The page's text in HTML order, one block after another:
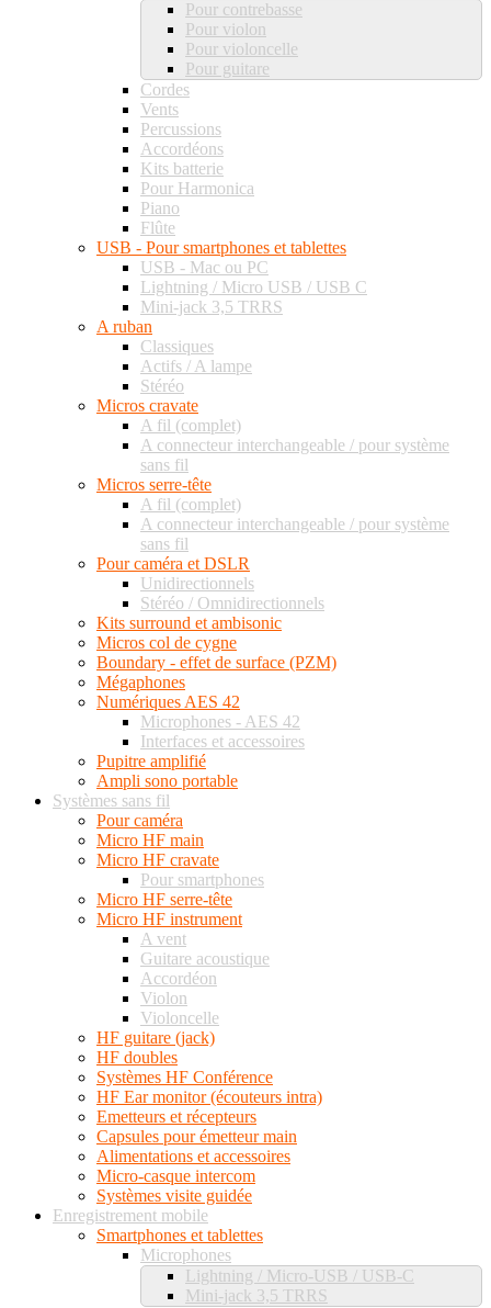
Pour contrebasse
Pour violon
Pour violoncelle
Pour guitare
Cordes
Vents
Percussions
Accordéons
Kits batterie
Pour Harmonica
Piano
Flûte
USB - Pour smartphones et tablettes
USB - Mac ou PC
Lightning / Micro USB / USB C
Mini-jack 3,5 TRRS
A ruban
Classiques
Actifs / A lampe
Stéréo
Micros cravate
A fil (complet)
A connecteur interchangeable / pour système
sans fil
Micros serre-tête
A fil (complet)
A connecteur interchangeable / pour système
sans fil
Pour caméra et DSLR
Unidirectionnels
Stéréo / Omnidirectionnels
Kits surround et ambisonic
Micros col de cygne
Boundary - effet de surface (PZM)
Mégaphones
Numériques AES 42
Microphones - AES 42
Interfaces et accessoires
Pupitre amplifié
Ampli sono portable
Systèmes sans fil
Pour caméra
Micro HF main
Micro HF cravate
Pour smartphones
Micro HF serre-tête
Micro HF instrument
A vent
Guitare acoustique
Accordéon
Violon
Violoncelle
HF guitare (jack)
HF doubles
Systèmes HF Conférence
HF Ear monitor (écouteurs intra)
Emetteurs et récepteurs
Capsules pour émetteur main
Alimentations et accessoires
Micro-casque intercom
Systèmes visite guidée
Enregistrement mobile
Smartphones et tablettes
Microphones
Lightning / Micro-USB / USB-C
Mini-jack 3,5 TRRS